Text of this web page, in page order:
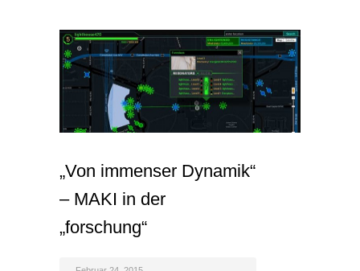
„Von immenser Dynamik“
– MAKI in der
„forschung“